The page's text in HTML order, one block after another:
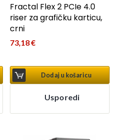
Fractal Flex 2 PCIe 4.0
riser za grafičku karticu,
crni
73,18€
Dodaj u košaricu
Usporedi